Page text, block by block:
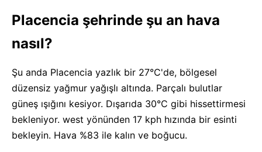
Placencia şehrinde şu an hava
nasıl?
Şu anda Placencia yazlık bir 27°C'de, bölgesel
düzensiz yağmur yağışlı altında. Parçalı bulutlar
güneş ışığını kesiyor. Dışarıda 30°C gibi hissettirmesi
bekleniyor. west yönünden 17 kph hızında bir esinti
bekleyin. Hava %83 ile kalın ve boğucu.